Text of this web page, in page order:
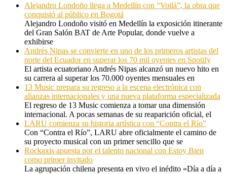
Alejandro Londoño llega a Medellín con “Voilà”, la obra que
conquistó al público en Bogotá
Alejandro Londoño visitó en Medellín la exposición itinerante
del Gran Salón BAT de Arte Popular, donde vuelve a
exhibirse
Andrés Nipas se convierte en uno de los primeros artistas del
norte del Ecuador en superar los 70 mil oyentes en Spotify
El artista ecuatoriano Andrés Nipas alcanzó un nuevo hito en
su carrera al superar los 70.000 oyentes mensuales en
13 Music prepara su regreso a la escena electrónica con
alianzas internacionales y una nueva plataforma especializada
El regreso de 13 Music comienza a tomar una dimensión
internacional. A pocas semanas de su reaparición oficial, el
LARU comienza su historia artística con “Contra el Río”
Con “Contra el Río”, LARU abre oficialmente el camino de
su proyecto musical con un primer sencillo que se
Rockaxis apuesta por el talento nacional con Estoy Bien
como primer invitado
La agrupación chilena presenta en vivo el inédito «Día a día a